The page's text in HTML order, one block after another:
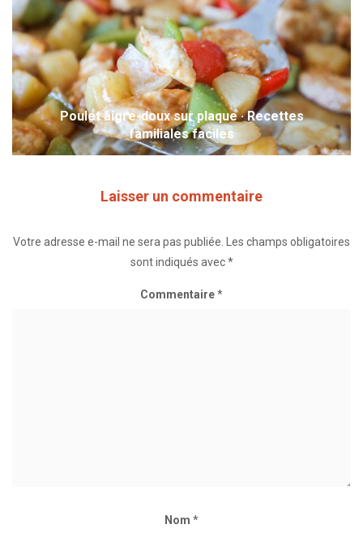
Poulet aigre-doux sur plaque · Recettes
familiales faciles
Laisser un commentaire
Votre adresse e-mail ne sera pas publiée.
Les champs obligatoires
sont indiqués avec*
Commentaire*
Nom *